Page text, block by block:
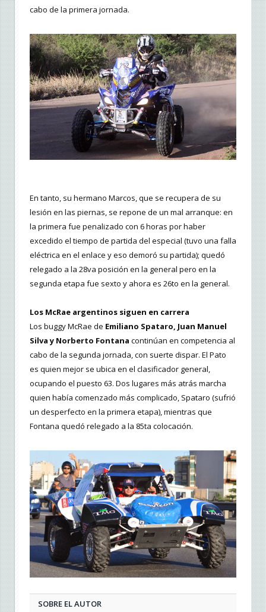
cabo de la primera jornada.
En tanto, su hermano Marcos, que se recupera de su
lesión en las piernas, se repone de un mal arranque: en
la primera fue penalizado con 6 horas por haber
excedido el tiempo de partida del especial (tuvo una falla
eléctrica en el enlace y eso demoró su partida); quedó
relegado a la 28va posición en la general pero en la
segunda etapa fue sexto y ahora es 26to en la general.
Los McRae argentinos siguen en carrera
Los buggy McRae de Emiliano Spataro, Juan Manuel
Silva y Norberto Fontana continúan en competencia al
cabo de la segunda jornada, con suerte dispar. El Pato
es quien mejor se ubica en el clasificador general,
ocupando el puesto 63. Dos lugares más atrás marcha
quien había comenzado más complicado, Spataro (sufrió
un desperfecto en la primera etapa), mientras que
Fontana quedó relegado a la 85ta colocación.
SOBRE EL AUTOR